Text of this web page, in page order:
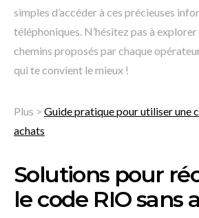
simples d’accéder à ces précieuses
téléphoniques. N’hésitez pas à
chemins proposés par chaque
qui te convient le mieux !
Plus > Guide pratique pour utiliser une
achats
Solutions pour
le code RIO sans